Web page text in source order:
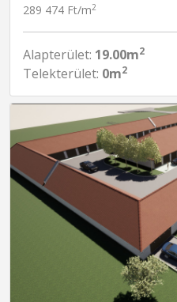
289 474 Ft/m2
Alapterület: 19.00m2
Telekterület: 0m2